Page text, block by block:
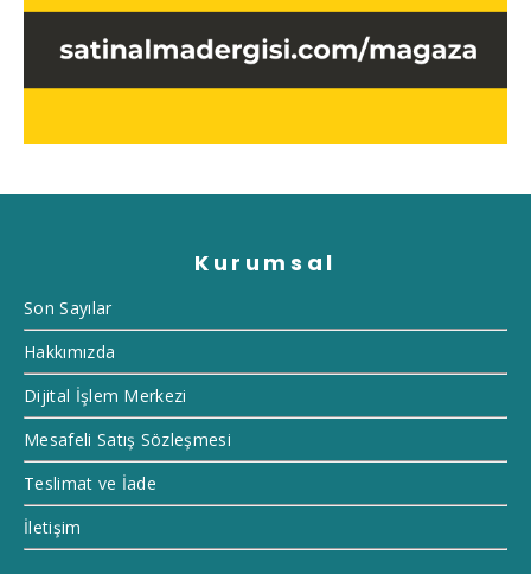
Kurumsal
Son Sayılar
Hakkımızda
Dijital İşlem Merkezi
Mesafeli Satış Sözleşmesi
Teslimat ve İade
İletişim